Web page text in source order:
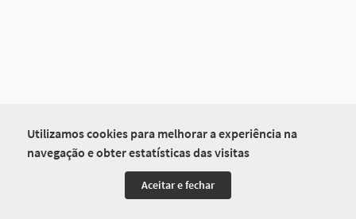
Utilizamos cookies para melhorar a experiência na
navegação e obter estatísticas das visitas
Aceitar e fechar